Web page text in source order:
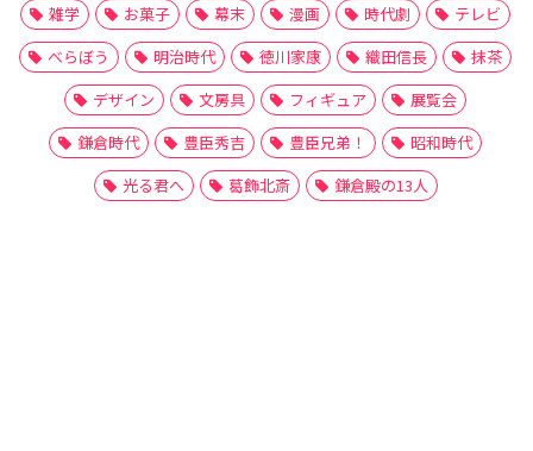
雑学
お菓子 幕末 漫画 時代劇
テレビ
べらぼう
明治時代 徳川家康 織田信長
抹茶
デザイン
文房具 フィギュア
展覧会
鎌倉時代
豊臣秀吉 豊臣兄弟！
昭和時代
光る君へ
葛飾北斎 鎌倉殿の13人